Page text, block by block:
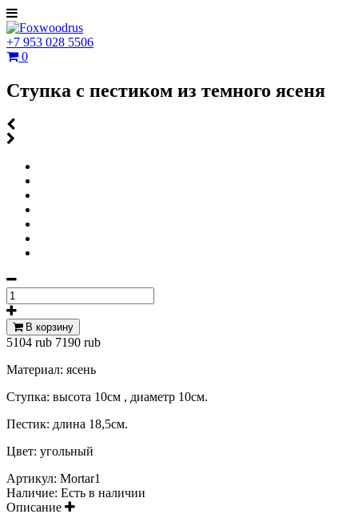
+7 953 028 5506
0
Ступка с пестиком из темного ясеня
В корзину
5104 rub 7190 rub
Материал: ясень
Ступка: высота 10см , диаметр 10см.
Пестик: длина 18,5см.
Цвет: угольный
Артикул: Mortar1
Наличие: Есть в наличии
Описание